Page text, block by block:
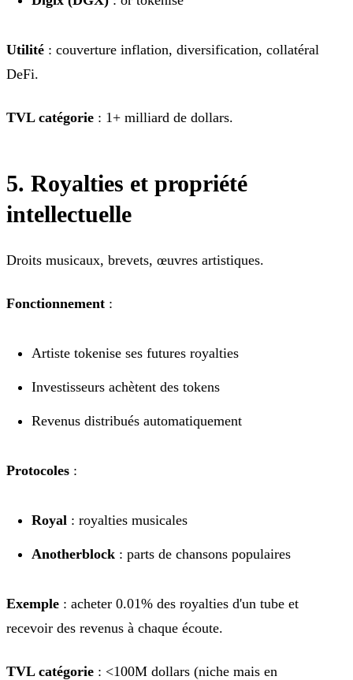
Utilité : couverture inflation, diversification, collatéral
DeFi.
TVL catégorie : 1+ milliard de dollars.
5. Royalties et propriété
intellectuelle
Droits musicaux, brevets, œuvres artistiques.
Fonctionnement :
Artiste tokenise ses futures royalties
Investisseurs achètent des tokens
Revenus distribués automatiquement
Protocoles :
Royal : royalties musicales
Anotherblock : parts de chansons populaires
Exemple : acheter 0.01% des royalties d'un tube et
recevoir des revenus à chaque écoute.
TVL catégorie : <100M dollars (niche mais en